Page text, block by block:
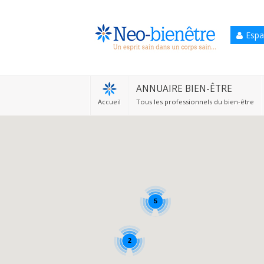
Accueil
ANNUAIRE BIEN-ÊTRE
Tous les professionnels du bien-être
5
2